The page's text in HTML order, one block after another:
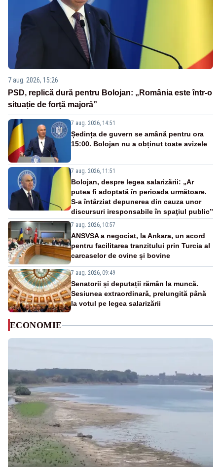
7 aug. 2026, 15:26
PSD, replică dură pentru Bolojan: „România este într-o
situație de forță majoră”
7 aug. 2026, 14:51
Ședința de guvern se amână pentru ora
15:00. Bolojan nu a obținut toate avizele
7 aug. 2026, 11:51
Bolojan, despre legea salarizării: „Ar
putea fi adoptată în perioada următoare.
S-a întârziat depunerea din cauza unor
discursuri iresponsabile în spaţiul public”
7 aug. 2026, 10:57
ANSVSA a negociat, la Ankara, un acord
pentru facilitarea tranzitului prin Turcia al
carcaselor de ovine și bovine
7 aug. 2026, 09:49
Senatorii și deputații rămân la muncă.
Sesiunea extraordinară, prelungită până
la votul pe legea salarizării
ECONOMIE